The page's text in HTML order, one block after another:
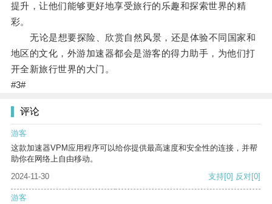
提升，让他们能够更好地享受旅行的乐趣和探索世界的精
彩。
无论是想要探险、欣赏自然风景，还是体验不同国家和
地区的文化，外游加速器都会是游客的得力助手，为他们打
开全新旅行世界的大门。
#3#
评论
游客
这款加速器VPM应用程序可以给你提供最高速度和安全性的连接，并帮
助你在网络上自由移动。
2024-11-30
支持[0] 反对[0]
游客